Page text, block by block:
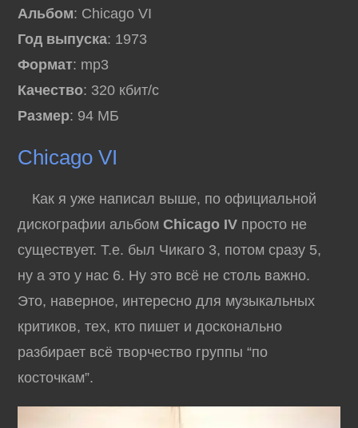
Альбом: Chicago VI
Год выпуска: 1973
Формат: mp3
Качество: 320 кбит/с
Размер: 94 МБ
Chicago VI
Как я уже написал выше, по официальной
дискографии альбомChicago IV просто не
существует. Т.е. был Чикаго 3, потом сразу 5,
ну а это у нас 6. Ну это всё не столь важно.
Это, наверное, интересно для музыкальных
критиков, тех, кто пишет и досконально
разбирает всё творчество группы “по
косточкам”.